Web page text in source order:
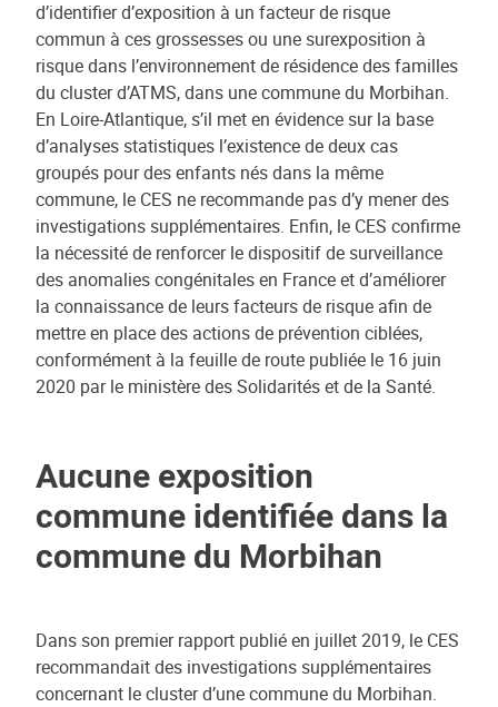
d’identifier d’exposition à un facteur de risque
commun à ces grossesses ou une surexposition à
risque dans l’environnement de résidence des familles
du cluster d’ATMS, dans une commune du Morbihan.
En Loire-Atlantique, s’il met en évidence sur la base
d’analyses statistiques l’existence de deux cas
groupés pour des enfants nés dans la même
commune, le CES ne recommande pas d’y mener des
investigations supplémentaires. Enfin, le CES confirme
la nécessité de renforcer le dispositif de surveillance
des anomalies congénitales en France et d’améliorer
la connaissance de leurs facteurs de risque afin de
mettre en place des actions de prévention ciblées,
conformément à la feuille de route publiée le 16 juin
2020 par le ministère des Solidarités et de la Santé.
Aucune exposition
commune identifiée dans la
commune du Morbihan
Dans son premier rapport publié en juillet 2019, le CES
recommandait des investigations supplémentaires
concernant le cluster d’une commune du Morbihan.